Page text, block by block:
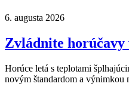
6. augusta 2026
Zvládnite
Horúce letá s teplotami
novým štandardom a